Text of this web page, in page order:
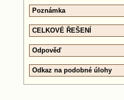
Poznámka
CELKOVÉ ŘEŠENÍ
Odpověď
Odkaz na podobné úlohy